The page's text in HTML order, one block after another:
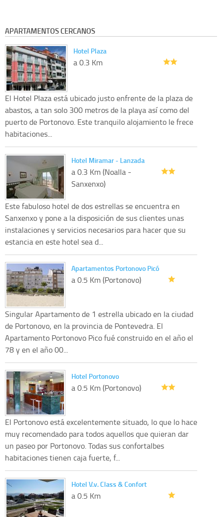
APARTAMENTOS CERCANOS
Hotel Plaza
a 0.3 Km
El Hotel Plaza está ubicado justo enfrente de la plaza de
abastos, a tan solo 300 metros de la playa así como del
puerto de Portonovo. Este tranquilo alojamiento le frece
habitaciones...
Hotel Miramar - Lanzada
a 0.3 Km (Noalla -
Sanxenxo)
Este fabuloso hotel de dos estrellas se encuentra en
Sanxenxo y pone a la disposición de sus clientes unas
instalaciones y servicios necesarios para hacer que su
estancia en este hotel sea d...
Apartamentos Portonovo Picó
a 0.5 Km (Portonovo)
Singular Apartamento de 1 estrella ubicado en la ciudad
de Portonovo, en la provincia de Pontevedra. El
Apartamento Portonovo Pico fué construido en el año el
78 y en el año 00...
Hotel Portonovo
a 0.5 Km (Portonovo)
El Portonovo está excelentemente situado, lo que lo hace
muy recomendado para todos aquellos que quieran dar
un paseo por Portonovo. Todas sus confortalbes
habitaciones tienen caja fuerte, f...
Hotel V.v. Class & Confort
a 0.5 Km